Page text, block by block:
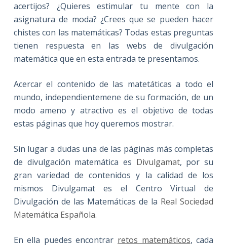
acertijos? ¿Quieres estimular tu mente con la
asignatura de moda? ¿Crees que se pueden hacer
chistes con las matemáticas? Todas estas preguntas
tienen respuesta en las webs de divulgación
matemática que en esta entrada te presentamos.
Acercar el contenido de las matetáticas a todo el
mundo, independientemene de su formación, de un
modo ameno y atractivo es el objetivo de todas
estas páginas que hoy queremos mostrar.
Sin lugar a dudas una de las páginas más completas
de divulgación matemática es Divulgamat, por su
gran variedad de contenidos y la calidad de los
mismos Divulgamat es el Centro Virtual de
Divulgación de las Matemáticas de la Real Sociedad
Matemática Española.
En ella puedes encontrar retos matemáticos, cada